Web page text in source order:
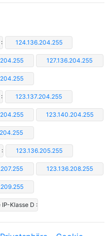
124.136.204.255
127.136.204.255
123.137.204.255
123.140.204.255
: 123.136.205.255
123.136.208.255
Klasse D :